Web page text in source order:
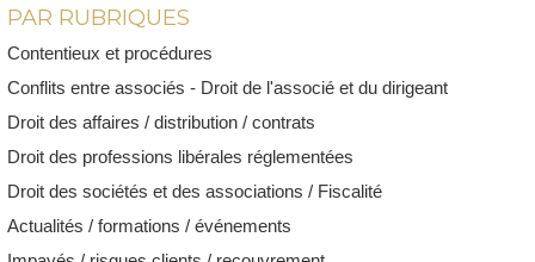
PAR RUBRIQUES
Contentieux et procédures
Conflits entre associés - Droit de l'associé et du dirigeant
Droit des affaires / distribution / contrats
Droit des professions libérales réglementées
Droit des sociétés et des associations / Fiscalité
Actualités / formations / événements